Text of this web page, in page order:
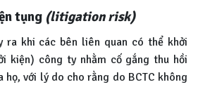
tụng (litigation risk)
ra khi các bên liên quan có thể khởi
kiện) công ty nhằm cố gắng thu hồi
với lý do cho rằng do BCTC không